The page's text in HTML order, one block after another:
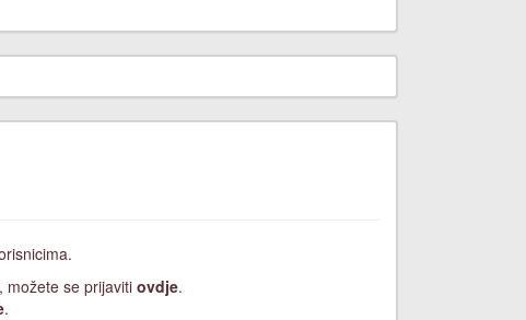
možete se prijaviti ovdje.
.